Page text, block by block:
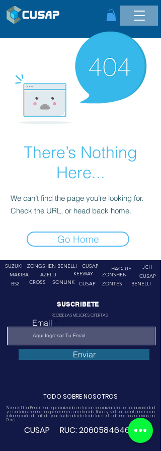
There’s Nothing
Here...
We can’t find the page you’re looking for.
Check the URL, or head back home.
Go Home
SUZUKI
ZONGSHEN
MAKIBA
AZELLI
BENELLI
CUSAP
KEEWAY
B52
CROSS SONLINK CUSAP
HAOJUE
JCH
ZONSHEN
ZONTES
CUSAP
BENELLI
SUSCRIBETE
RECIBE LAS MEJORES OFERTAS
Email
Enviar
TODO SOBRE NOSOTROS
Somos Una Empresa especializado en la comercialización de toda variedad
y modelos de motos, poseemos una tienda física y virtual. contamos con
información detallada y actualizada de toda la oferta de motos nuevas en
Perú.
CUSAP RUC:20605846468